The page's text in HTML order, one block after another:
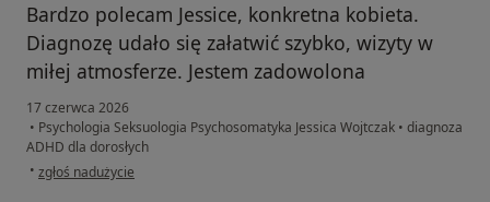
Bardzo polecam Jessice, konkretna kobieta.
Diagnozę udało się załatwić szybko, wizyty w
miłej atmosferze. Jestem zadowolona
17 czerwca 2026
• Psychologia Seksuologia Psychosomatyka Jessica Wojtczak • diagnoza
ADHD dla dorosłych
• w opinii użytkownika KB
zgłoś nadużycie